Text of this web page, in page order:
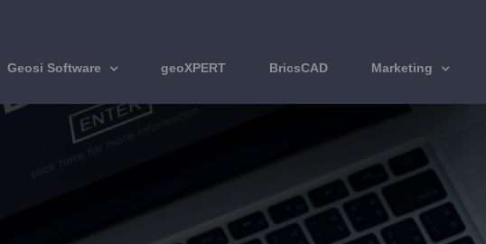
Geosi Software geoXPERT BricsCAD Marketing